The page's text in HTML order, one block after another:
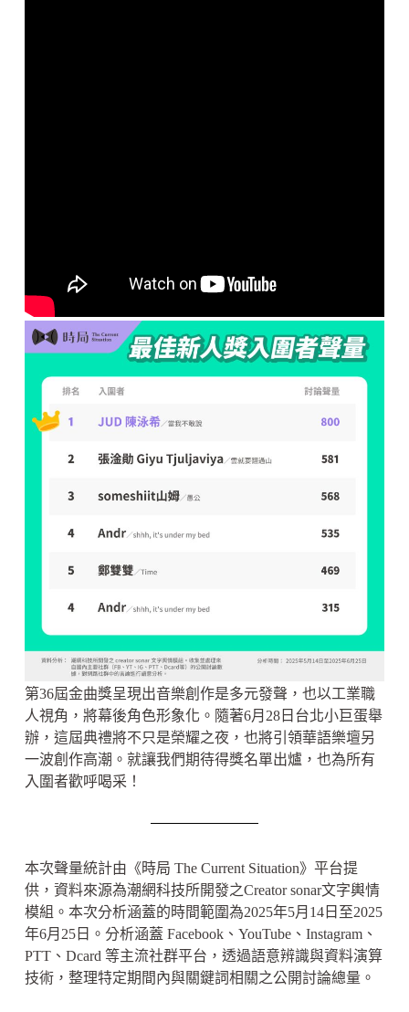
第36屆金曲獎呈現出音樂創作是多元發聲，也以工業職
人視角，將幕後角色形象化。隨著6月28日台北小巨蛋舉
辦，這屆典禮將不只是榮耀之夜，也將引領華語樂壇另
一波創作高潮。就讓我們期待得獎名單出爐，也為所有
入圍者歡呼喝采！
本次聲量統計由《時局 The Current Situation》平台提
供，資料來源為潮網科技所開發之Creator sonar文字輿情
模組。本次分析涵蓋的時間範圍為2025年5月14日至2025
年6月25日。分析涵蓋 Facebook、YouTube、Instagram、
PTT、Dcard 等主流社群平台，透過語意辨識與資料演算
技術，整理特定期間內與關鍵詞相關之公開討論總量。